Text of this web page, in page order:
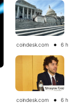
coindesk.com 6 h
coindesk.com 6 h